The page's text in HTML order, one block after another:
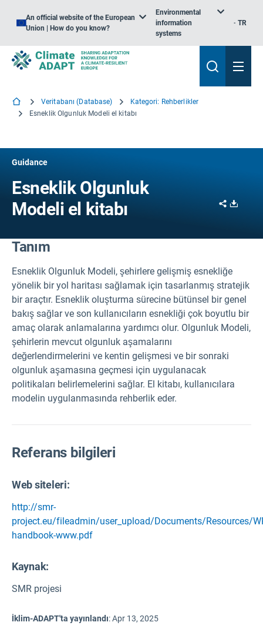
An official website of the European
Union | How do you know?
Environmental
information
systems
TR
Veritabanı (Database)
Kategori: Rehberlikler
Esneklik Olgunluk Modeli el kitabı
Guidance
Esneklik Olgunluk
Modeli el kitabı
Share
Tanım
Esneklik Olgunluk Modeli, şehirlere gelişmiş esnekliğe
yönelik bir yol haritası sağlamak için tasarlanmış stratejik
bir araçtır. Esneklik oluşturma sürecine bütünsel bir genel
bakış sağlar ve son kullanıcıların esnekliği çok boyutlu bir
amaç olarak anlamalarına yardımcı olur. Olgunluk Modeli,
şehirlerin mevcut olgunluk aşamalarını
değerlendirmelerini ve kentin gelişmesi ve bir sonraki
olgunluk aşamasına geçmesi için uygulanacak
politikaları belirlemelerini sağlar. El kitabı, kullanıcılara
modelin uygulanmasında rehberlik eder.
Referans bilgileri
Web siteleri:
http://smr-
project.eu/fileadmin/user_upload/Documents/Resources/
handbook-www.pdf
Kaynak:
SMR projesi
İklim-ADAPT'ta yayınlandı:Apr 13, 2025